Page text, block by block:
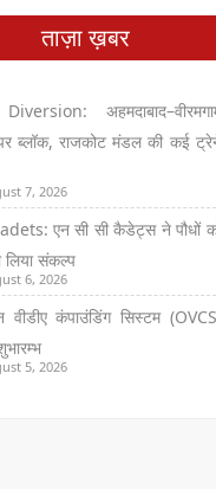
ताज़ा ख़बर
ब्लॉक, राजकोट मंडल की कई
7, 2026
एन सी सी कैडेट्स ने पौधों
लिया संकल्प
6, 2026
वीडीए कंपाउंडिंग सिस्टम
5, 2026